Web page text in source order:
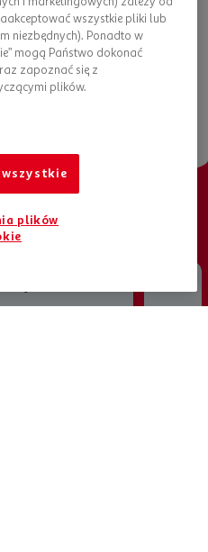
naukowców. W
kuchni świata i te z
nowości?
NEWSLETTERA
wszystkie pliki lub
niezbędnych). Ponadto w
mogą Państwo dokonać
zapoznać się z
plików.
wszystkie
plików